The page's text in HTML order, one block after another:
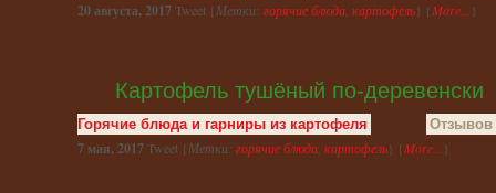
20 августа, 2017Tweet {Метки: горячие блюда, картофель} {More...}
Картофель тушёный по-деревенски
Горячие блюда и гарниры из картофеля Отзывов
7 мая, 2017Tweet {Метки: горячие блюда картофель} {More... }